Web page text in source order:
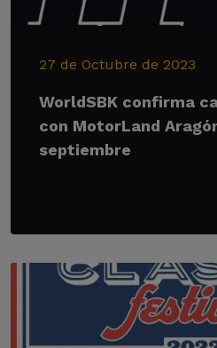
27 de Octubre de 2023
WorldSBK confirma
con MotorLand
septiembre